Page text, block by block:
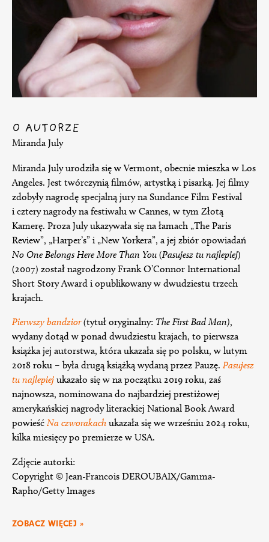
O AUTORZE
Miranda July
Miranda July urodziła się w Vermont, obecnie mieszka w Los
Angeles. Jest twórczynią filmów, artystką i pisarką. Jej filmy
zdobyły nagrodę specjalną jury na Sundance Film Festival
i cztery nagrody na festiwalu w Cannes, w tym Złotą
Kamerę. Proza July ukazywała się na łamach „The Paris
Review”, „Harper’s” i „New Yorkera”, a jej zbiór opowiadań
No One Belongs Here More Than You (Pasujesz tu najlepiej)
(2007) został nagrodzony Frank O’Connor International
Short Story Award i opublikowany w dwudziestu trzech
krajach.
Pierwszy bandzior(tytuł oryginalny: The First Bad Man),
wydany dotąd w ponad dwudziestu krajach, to pierwsza
książka jej autorstwa, która ukazała się po polsku, w lutym
2018 roku – była drugą książką wydaną przez Pauzę. Pasujesz
tu najlepiej ukazało się w na początku 2019 roku, zaś
najnowsza, nominowana do najbardziej prestiżowej
amerykańskiej nagrody literackiej National Book Award
powieść Na czworakach ukazała się we wrześniu 2024 roku,
kilka miesięcy po premierze w USA.
Zdjęcie autorki:
Copyright © Jean-Francois DEROUBAIX/Gamma-
Rapho/Getty Images
ZOBACZ WIĘCEJ »